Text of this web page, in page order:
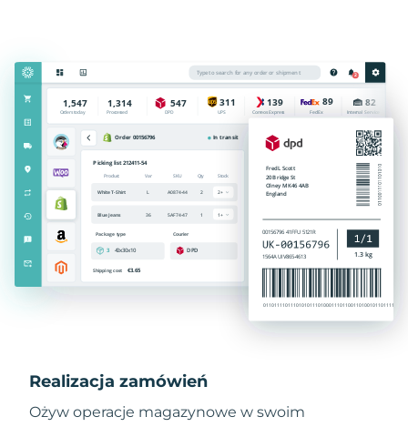
Realizacja zamówień
Ożyw operacje magazynowe w swoim